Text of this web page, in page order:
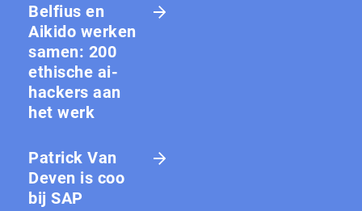
Belfius en
Aikido werken
samen: 200
ethische ai-
hackers aan
het werk
Patrick Van
Deven is coo
bij SAP